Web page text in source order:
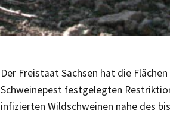
Der Freistaat Sachsen hat die
Schweinepest festgelegten
infizierten Wildschweinen nahe des